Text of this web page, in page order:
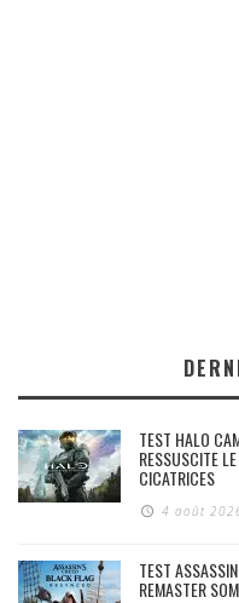
TEST HALO
RESSUSCITE
CICATRICES
4 août
TEST
REMASTER